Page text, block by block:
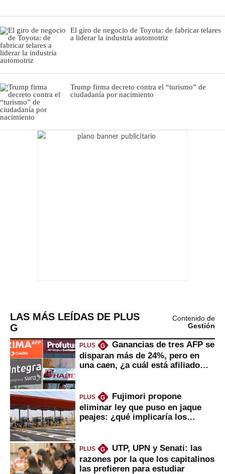
El giro de negocio de Toyota: de fabricar telares
a liderar la industria automotriz
Trump firma decreto contra el “turismo” de
ciudadanía por nacimiento
LAS MÁS LEÍDAS DE PLUS
G
Contenido de
Gestión
PLUS G
Ganancias de tres AFP se
disparan más de 24%, pero en
una caen, ¿a cuál está afiliado
PLUS G
Fujimori propone
eliminar ley que puso en jaque
peajes: ¿qué implicaría los
PLUS G
UTP, UPN y Senati: las
razones por la que los capitalinos
las prefieren para estudiar